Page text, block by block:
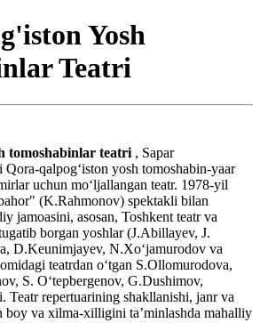
Yosh
Teatri
tomoshabinlar teatri , Sapar
qalpogʻiston yosh tomoshabin-yaar
uchun moʻljallangan teatr. 1978-yil
(K.Rahmonov) spektakli bilan
jamoasini, asosan, Toshkent teatr va
borgan yoshlar (J.Abillayev, J.
D.Keunimjayev, N.Xoʻjamurodov va
teatrdan oʻtgan S.Ollomurodova,
S. Oʻtepbergenov, G.Dushimov,
Teatr repertuarining shakllanishi, janr va
boy va xilma-xilligini taʼminlashda mahalliy